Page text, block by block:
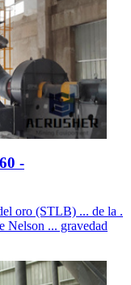
-
oro (STLB) ... de la .
Nelson ... gravedad